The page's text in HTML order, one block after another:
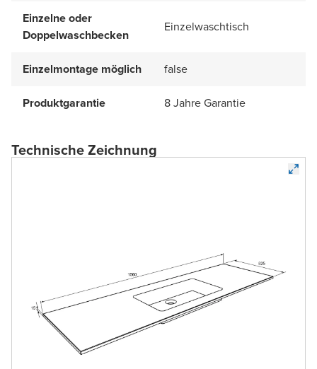
Einzelne oder
Doppelwaschbecken
Einzelwaschtisch
Einzelmontage möglich false
Produktgarantie 8 Jahre Garantie
Technische Zeichnung